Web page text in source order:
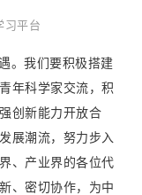
习平台
。我们要积极搭建
年科学家交流，积
创新能力开放合
展潮流，努力步入
、产业界的各位代
、密切协作，为中